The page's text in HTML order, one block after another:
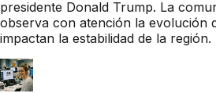
presidente Donald Trump. La
observa con atención la evolución
impactan la estabilidad de la región.